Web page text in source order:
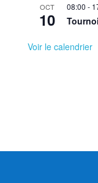
OCT
10
08:00 -
Voir le calendrier